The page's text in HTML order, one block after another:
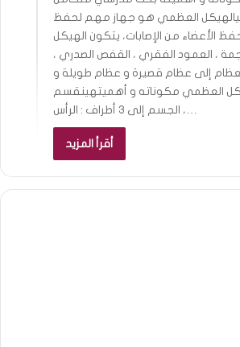
العظمي هو جهاز مهم لحفظ
الأعضاء من الإصابات، يتكون الهيكل
، العمود الفقري ، القفص الصدري ،
إلى عظام قصيرة و عظام طويلة و
العظمي مكوناته و أهميتهينقسم
الجسم إلى 3 أطراف : الرأس ،…
أقرأ المزيد